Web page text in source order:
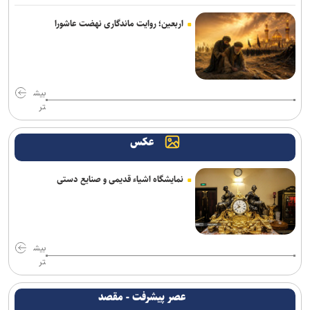
قدرت قلم برابر و حتی بیشتر از قدرت نظامی است/ رسانه، سنگر حقیقت
در عصر جنگ روایت‌ها
رسانه‌ها شریکی راهبردی برای کاهش تصادفات و ارتقای ایمنی جاده‌ها
هستند
حسینیه قوجان؛ تماشاخانه حافظه ایرانی+ تصاویر
کارسوق‌ها گامی در تحقق الگوی تربیتی سمپاد و شعار «هر نیاز کشور، یک
سمپادی آماده اثرگذاری»
آزمون‌های نهایی
تقدیر رئیس جمعیت هلال‌احمر از «روایت‌گران ایثار» به مناسبت روز
خبرنگار
اربعین؛ روایت ماندگاری نهضت عاشورا
بیش
تر
عکس
نمایشگاه اشیاء قدیمی و صنایع دستی
بیش
تر
عصر پیشرفت - مقصد